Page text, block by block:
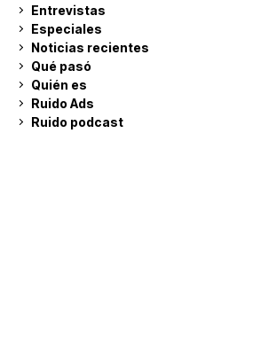
Entrevistas
Especiales
Noticias recientes
Qué pasó
Quién es
Ruido Ads
Ruido podcast